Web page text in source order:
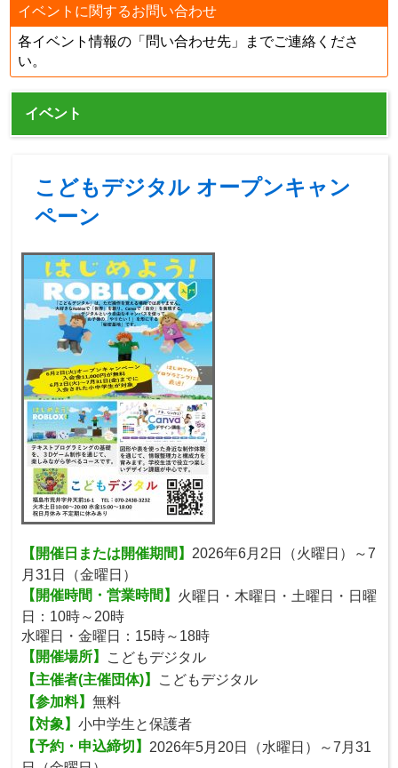
イベントに関するお問い合わせ
各イベント情報の「問い合わせ先」までご連絡くださ
い。
イベント
こどもデジタル オープンキャン
ペーン
【開催日または開催期間】 2026年6月2日（火曜日）～7
月31日（金曜日）
【開催時間・営業時間】 火曜日・木曜日・土曜日・日曜
日：10時～20時
水曜日・金曜日：15時～18時
【開催場所】
こどもデジタル
【主催者(主催団体)】
こどもデジタル
【参加料】無料
【対象】小中学生と保護者
【予約・申込締切】 2026年5月20日（水曜日）～7月31